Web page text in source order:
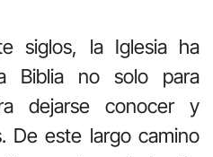
siglos, la Iglesia ha
Biblia no solo para
dejarse conocer y
De este largo camino